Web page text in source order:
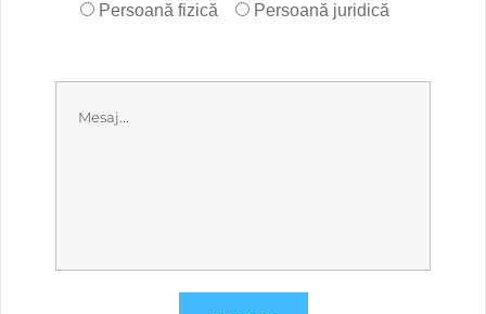
Persoană fizică Persoană juridică